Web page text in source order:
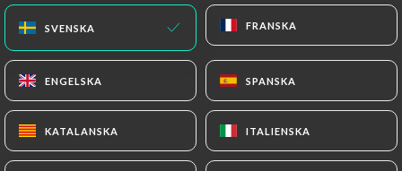
SVENSKA FRANSKA
ENGELSKA SPANSKA
KATALANSKA ITALIENSKA
SVENSKA FRANSKA
ENGELSKA SPANSKA
KATALANSKA ITALIENSKA